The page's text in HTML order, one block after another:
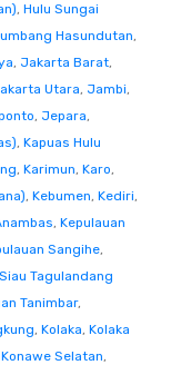
, Hulu Sungai
Hasundutan,
, Jakarta Barat,
Utara, Jambi,
, Jepara,
, Kapuas Hulu
, Karimun, Karo,
, Kebumen, Kediri,
, Kepulauan
Sangihe,
Tagulandang
Tanimbar,
, Kolaka, Kolaka
Konawe Selatan,